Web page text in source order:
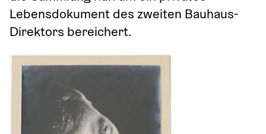
Lebensdokument des zweiten Bauhaus-
Direktors bereichert.